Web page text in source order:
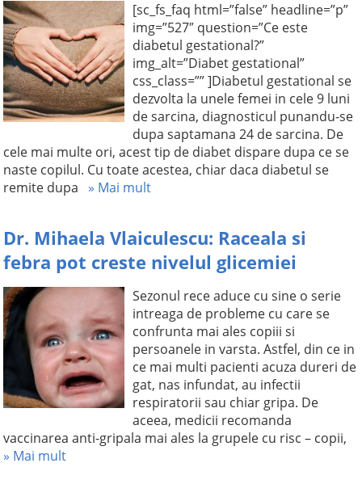
[sc_fs_faq html=”false” headline=”p”
img=”527″ question=”Ce este
diabetul gestational?”
img_alt=”Diabet gestational”
css_class=”” ]Diabetul gestational se
dezvolta la unele femei in cele 9 luni
de sarcina, diagnosticul punandu-se
dupa saptamana 24 de sarcina. De
cele mai multe ori, acest tip de diabet dispare dupa ce se
naste copilul. Cu toate acestea, chiar daca diabetul se
remite dupa » Mai mult
Dr. Mihaela Vlaiculescu: Raceala si
febra pot creste nivelul glicemiei
Sezonul rece aduce cu sine o serie
intreaga de probleme cu care se
confrunta mai ales copiii si
persoanele in varsta. Astfel, din ce in
ce mai multi pacienti acuza dureri de
gat, nas infundat, au infectii
respiratorii sau chiar gripa. De
aceea, medicii recomanda
vaccinarea anti-gripala mai ales la grupele cu risc – copii,
» Mai mult